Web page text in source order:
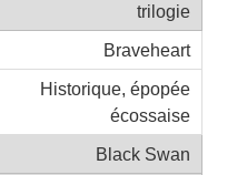
trilogie
Braveheart
Historique, épopée
écossaise
Black Swan